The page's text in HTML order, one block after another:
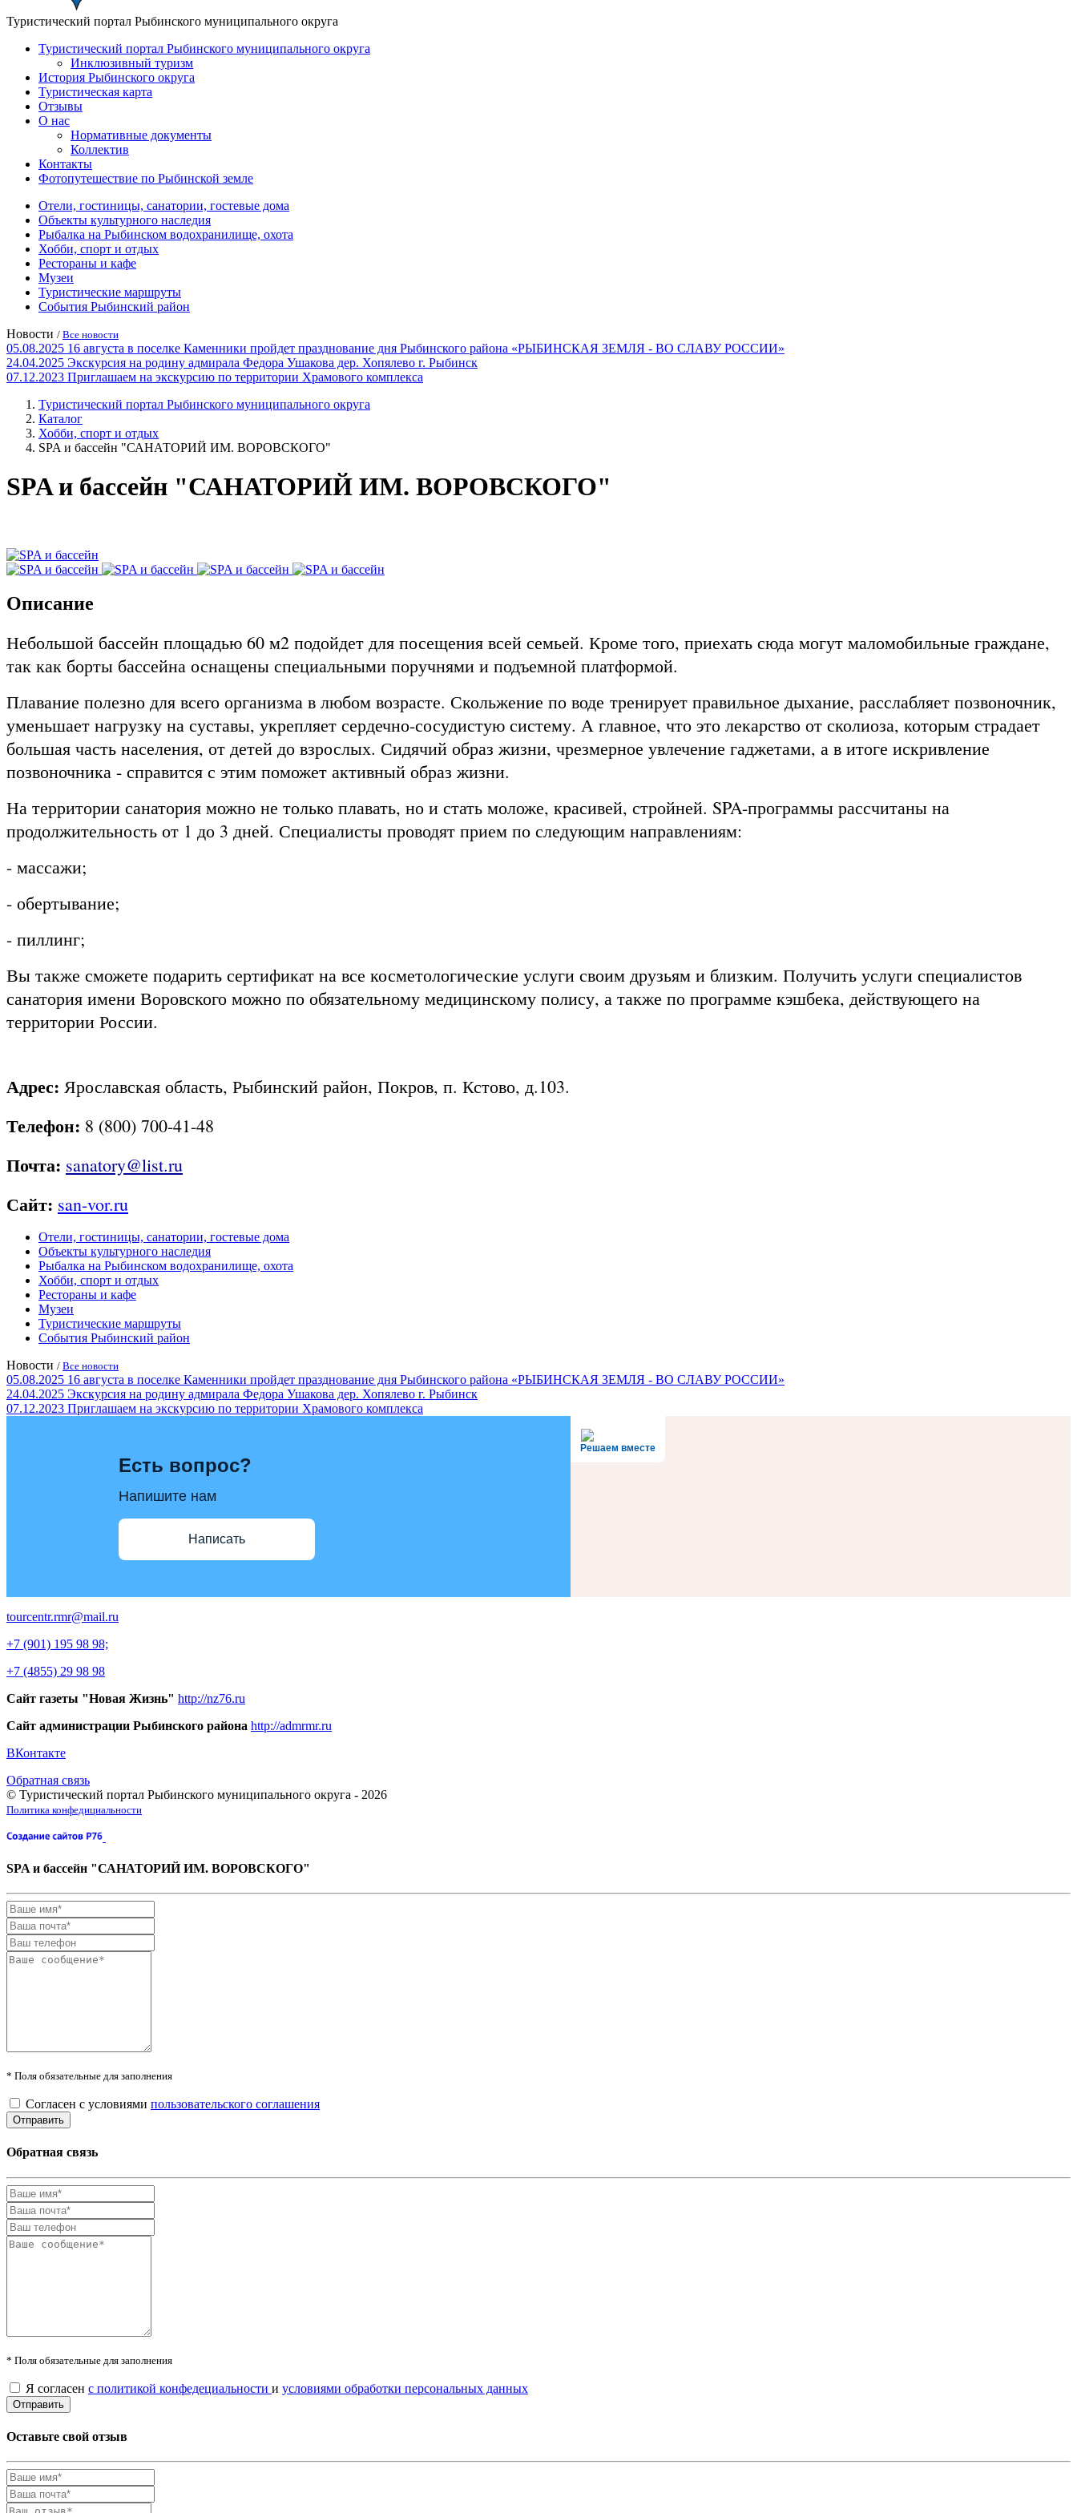
Туристический портал Рыбинского муниципального округа
Туристический портал Рыбинского муниципального округа
Инклюзивный туризм
История Рыбинского округа
Туристическая карта
Отзывы
О нас
Нормативные документы
Коллектив
Контакты
Фотопутешествие по Рыбинской земле
Отели, гостиницы, санатории, гостевые дома
Объекты культурного наследия
Рыбалка на Рыбинском водохранилище, охота
Хобби, спорт и отдых
Рестораны и кафе
Музеи
Туристические маршруты
События Рыбинский район
Новости / Все новости
05.08.2025 16 августа в поселке Каменники пройдет празднование дня Рыбинского района «РЫБИНСКАЯ ЗЕМЛЯ - ВО СЛАВУ РОССИИ»
24.04.2025 Экскурсия на родину адмирала Федора Ушакова дер. Хопялево г. Рыбинск
07.12.2023 Приглашаем на экскурсию по территории Храмового комплекса
Туристический портал Рыбинского муниципального округа
Каталог
Хобби, спорт и отдых
SPA и бассейн "САНАТОРИЙ ИМ. ВОРОВСКОГО"
SPA и бассейн "САНАТОРИЙ ИМ. ВОРОВСКОГО"
Описание
Небольшой бассейн площадью 60 м2 подойдет для посещения всей семьей. Кроме того, приехать сюда могут маломобильные граждане,
так как борты бассейна оснащены специальными поручнями и подъемной платформой.
Плавание полезно для всего организма в любом возрасте. Скольжение по воде тренирует правильное дыхание, расслабляет позвоночник,
уменьшает нагрузку на суставы, укрепляет сердечно-сосудистую систему. А главное, что это лекарство от сколиоза, которым страдает
большая часть населения, от детей до взрослых. Сидячий образ жизни, чрезмерное увлечение гаджетами, а в итоге искривление
позвоночника - справится с этим поможет активный образ жизни.
На территории санатория можно не только плавать, но и стать моложе, красивей, стройней. SPA-программы рассчитаны на
продолжительность от 1 до 3 дней. Специалисты проводят прием по следующим направлениям:
- массажи;
- обертывание;
- пиллинг;
Вы также сможете подарить сертификат на все косметологические услуги своим друзьям и близким. Получить услуги специалистов
санатория имени Воровского можно по обязательному медицинскому полису, а также по программе кэшбека, действующего на
территории России.
Адрес: Ярославская область, Рыбинский район, Покров, п. Кстово, д.103.
Телефон: 8 (800) 700-41-48
Почта: sanatory@list.ru
Сайт: san-vor.ru
Отели, гостиницы, санатории, гостевые дома
Объекты культурного наследия
Рыбалка на Рыбинском водохранилище, охота
Хобби, спорт и отдых
Рестораны и кафе
Музеи
Туристические маршруты
События Рыбинский район
Новости / Все новости
05.08.2025 16 августа в поселке Каменники пройдет празднование дня Рыбинского района «РЫБИНСКАЯ ЗЕМЛЯ - ВО СЛАВУ РОССИИ»
24.04.2025 Экскурсия на родину адмирала Федора Ушакова дер. Хопялево г. Рыбинск
07.12.2023 Приглашаем на экскурсию по территории Храмового комплекса
Решаем вместе
Есть вопрос?
Напишите нам
Написать
tourcentr.rmr@mail.ru
+7 (901) 195 98 98;
+7 (4855) 29 98 98
Сайт газеты "Новая Жизнь" http://nz76.ru
Сайт администрации Рыбинского района http://admrmr.ru
ВКонтакте
Обратная связь
© Туристический портал Рыбинского муниципального округа - 2026
Политика конфедициальности
SPA и бассейн "САНАТОРИЙ ИМ. ВОРОВСКОГО"
* Поля обязательные для заполнения
Согласен с условиями пользовательского соглашения
Обратная связь
* Поля обязательные для заполнения
Я согласен с политикой конфедециальности и условиями обработки персональных данных
Оставьте свой отзыв